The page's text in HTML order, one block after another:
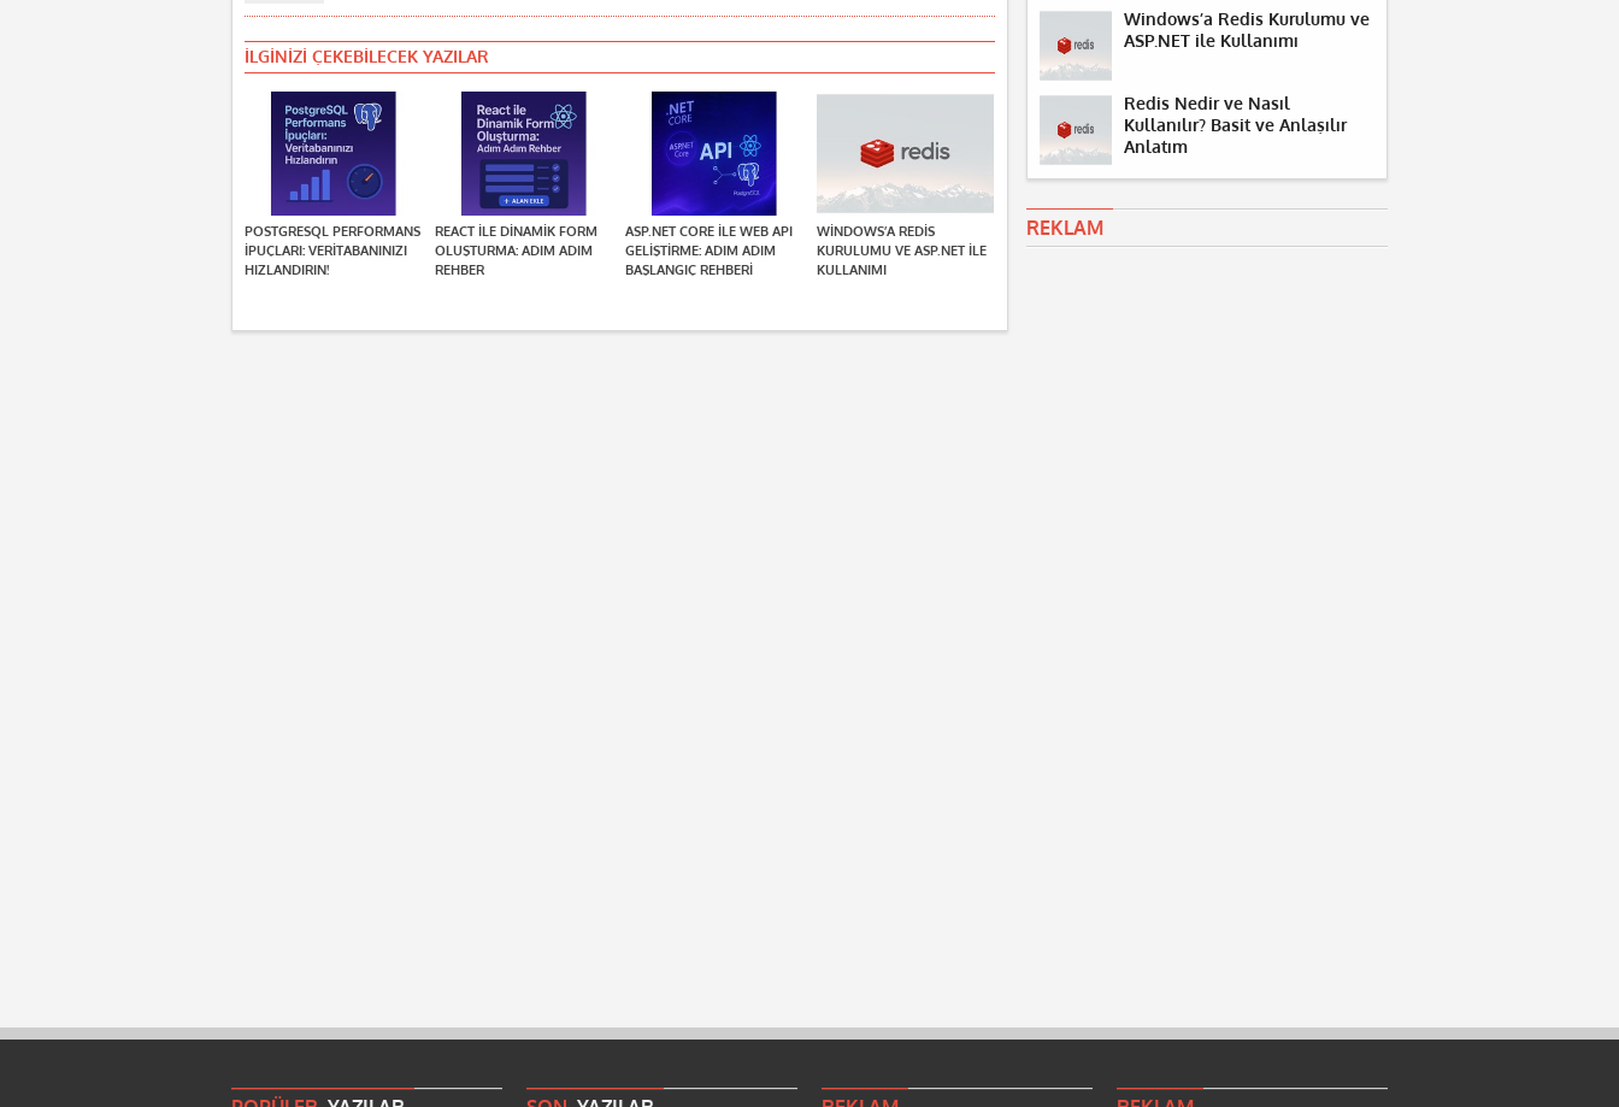
İLGINIZI ÇEKEBILECEK YAZILAR
POSTGRESQL PERFORMANS
İPUÇLARI: VERITABANINIZI
HIZLANDIRIN!
REACT ILE DINAMIK FORM
OLUŞTURMA: ADIM ADIM
REHBER
ASP.NET CORE ILE WEB API
GELIŞTIRME: ADIM ADIM
BAŞLANGIÇ REHBERI
WINDOWS’A REDIS
KURULUMU VE ASP.NET ILE
KULLANIMI
Windows’a Redis Kurulumu ve
ASP.NET ile Kullanımı
Redis Nedir ve Nasıl
Kullanılır? Basit ve Anlaşılır
Anlatım
REKLAM